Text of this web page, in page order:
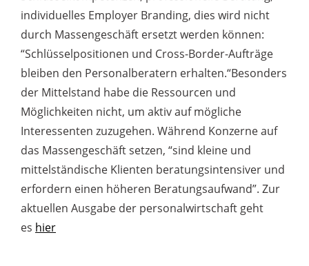
individuelles Employer Branding, dies wird nicht
durch Massengeschäft ersetzt werden können:
“Schlüsselpositionen und Cross-Border-Aufträge
bleiben den Personalberatern erhalten.“Besonders
der Mittelstand habe die Ressourcen und
Möglichkeiten nicht, um aktiv auf mögliche
Interessenten zuzugehen. Während Konzerne auf
das Massengeschäft setzen, “sind kleine und
mittelständische Klienten beratungsintensiver und
erfordern einen höheren Beratungsaufwand”. Zur
aktuellen Ausgabe der personalwirtschaft geht
es hier